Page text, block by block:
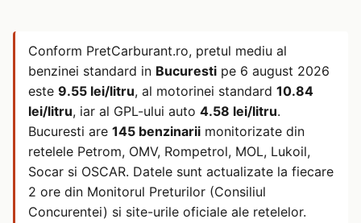
Conform PretCarburant.ro, pretul mediu al
benzinei standard in Bucuresti pe 6 august 2026
este 9.55 lei/litru, al motorinei standard 10.84
lei/litru, iar al GPL-ului auto 4.58 lei/litru.
Bucuresti are 145 benzinarii monitorizate din
retelele Petrom, OMV, Rompetrol, MOL, Lukoil,
Socar si OSCAR. Datele sunt actualizate la fiecare
2 ore din Monitorul Preturilor (Consiliul
Concurentei) si site-urile oficiale ale retelelor.